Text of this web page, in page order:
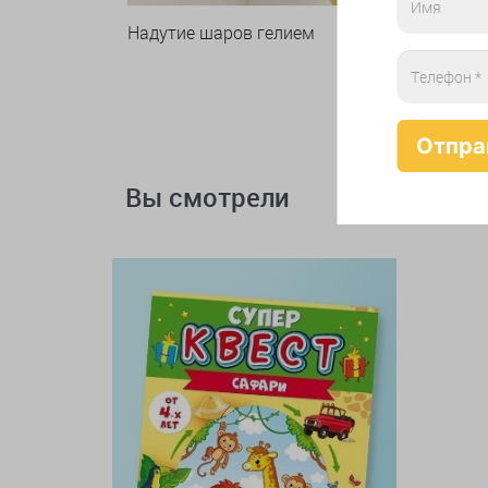
Надутие шаров гелием
Вы смотрели